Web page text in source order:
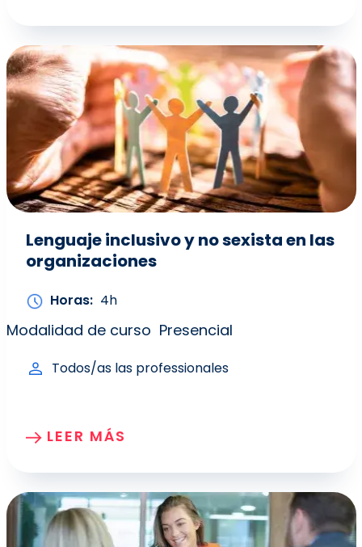
Lenguaje inclusivo y no sexista en las
organizaciones
Horas 4h
Modalidad de curso Presencial
Todos/as las professionales
LEER MÁS